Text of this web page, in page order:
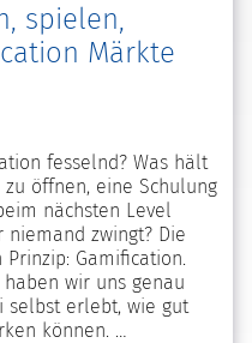
spielen,
Märkte
fesselnd? Was hält
öffnen, eine Schulung
nächsten Level
zwingt? Die
Gamification.
wir uns genau
selbst erlebt, wie gut
können.